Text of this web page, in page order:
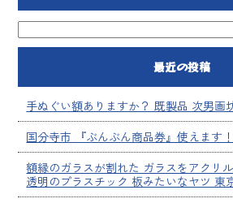
最近の投稿
手ぬぐい額ありますか？ 既製品 次男画
国分寺市 『ぶんぶん商品券』使えます
額縁のガラスが割れた ガラスをアクリ
透明のプラスチック 板みたいなヤツ 東